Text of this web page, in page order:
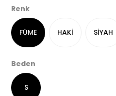
Renk
FÜME HAKİ SİYAH
Beden
S